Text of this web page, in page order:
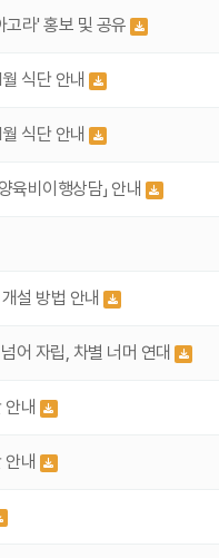
라' 홍보 및 공유
식단 안내
식단 안내
비이행상담」 안내
설 방법 안내
어 자립, 차별 너머 연대
안내
안내